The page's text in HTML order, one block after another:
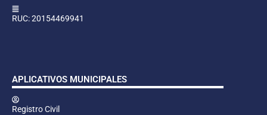
RUC: 20154469941
APLICATIVOS MUNICIPALES
Registro Civil